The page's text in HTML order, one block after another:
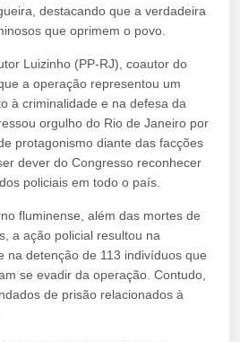
destacando que a verdadeira
que oprimem o povo.
Luizinho (PP-RJ), coautor do
a operação representou um
à criminalidade e na defesa da
orgulho do Rio de Janeiro por
protagonismo diante das facções
dever do Congresso reconhecer
policiais em todo o país.
fluminense, além das mortes de
a ação policial resultou na
na detenção de 113 indivíduos que
se evadir da operação. Contudo,
de prisão relacionados à